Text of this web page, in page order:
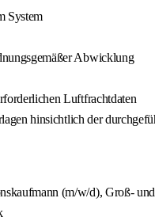
System
Abwicklung
Luftfrachtdaten
hinsichtlich der
(m/w/d), Groß-